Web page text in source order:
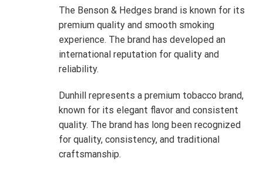
The Benson & Hedges brand is known for its
premium quality and smooth smoking
experience. The brand has developed an
international reputation for quality and
reliability.
Dunhill represents a premium tobacco brand,
known for its elegant flavor and consistent
quality. The brand has long been recognized
for quality, consistency, and traditional
craftsmanship.